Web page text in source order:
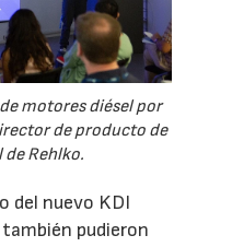
motores diésel por
de producto de
Rehlko.
del nuevo KDI
pudieron